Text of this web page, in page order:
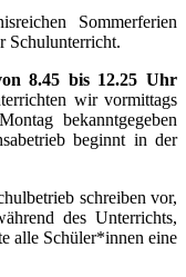
Sommerferien
Schulunterricht.
8.45 bis 12.25 Uhr
wir vormittags
bekanntgegeben
beginnt in der
schreiben vor,
des Unterrichts,
alle Schüler*innen eine